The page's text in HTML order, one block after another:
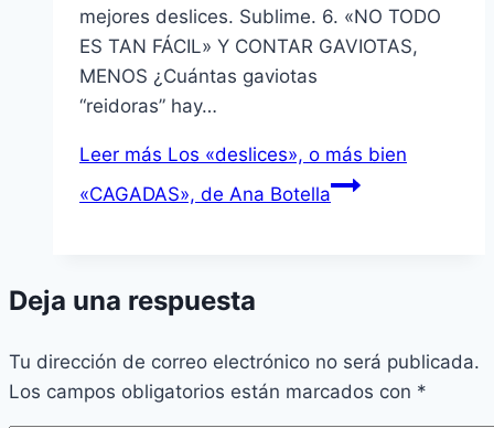
mejores deslices. Sublime. 6. «NO TODO
ES TAN FÁCIL» Y CONTAR GAVIOTAS,
MENOS ¿Cuántas gaviotas
“reidoras” hay…
Leer más Los «deslices», o más bien
«CAGADAS», de Ana Botella
Deja una respuesta
Tu dirección de correo electrónico no será publicada.
Los campos obligatorios están marcados con *